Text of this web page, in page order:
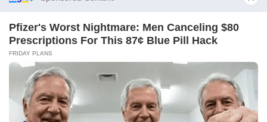
Следете нè на Фејсбук за да сте во тек со најновите